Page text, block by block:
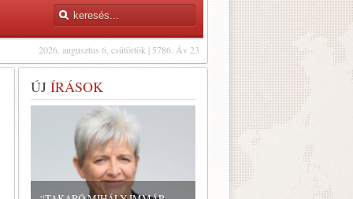
2026. augusztus 6, csütörtök | 5786. Áv 23
ÚJ ÍRÁSOK